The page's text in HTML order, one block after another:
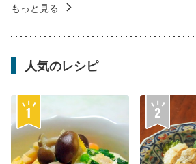
もっと見る
人気のレシピ